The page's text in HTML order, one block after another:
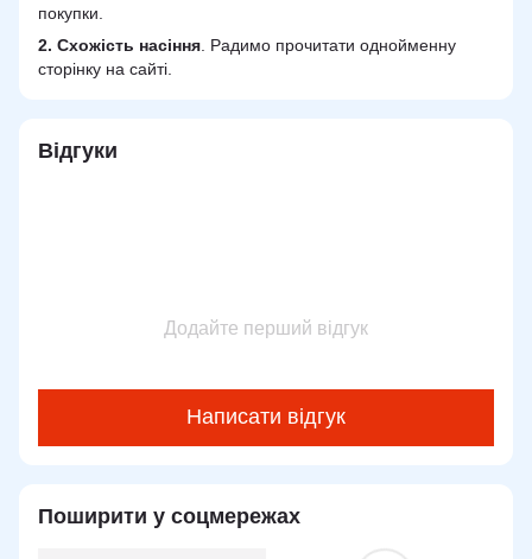
покупки.
2. Схожість насіння . Радимо прочитати однойменну
сторінку на сайті.
Відгуки
Додайте перший відгук
Написати відгук
Поширити у соцмережах